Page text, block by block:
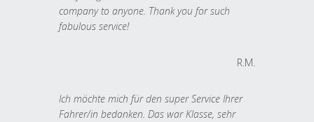
company to anyone. Thank you for such
fabulous service!
R.M.
Ich möchte mich für den super Service Ihrer
Fahrer/in bedanken. Das war Klasse, sehr